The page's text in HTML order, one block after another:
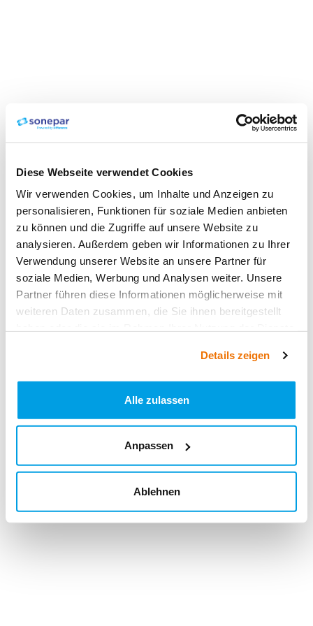
Diese Webseite verwendet Cookies
Wir verwenden Cookies, um Inhalte und Anzeigen zu
personalisieren, Funktionen für soziale Medien anbieten
zu können und die Zugriffe auf unsere Website zu
analysieren. Außerdem geben wir Informationen zu Ihrer
Verwendung unserer Website an unsere Partner für
soziale Medien, Werbung und Analysen weiter. Unsere
Partner führen diese Informationen möglicherweise mit
weiteren Daten zusammen, die Sie ihnen bereitgestellt
Details zeigen
Alle zulassen
Anpassen
Ablehnen